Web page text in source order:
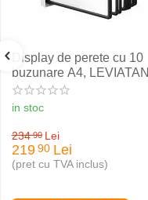
Display de perete cu 10
buzunare A4, LEVIATAN
in stoc
234 90 Lei
219 90 Lei
(pret cu TVA inclus)